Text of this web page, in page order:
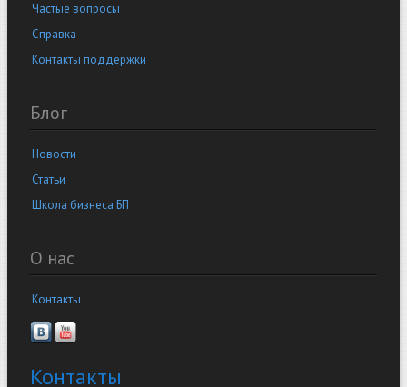
Частые вопросы
Справка
Контакты поддержки
Блог
Новости
Статьи
Школа бизнеса БП
О нас
Контакты
Контакты